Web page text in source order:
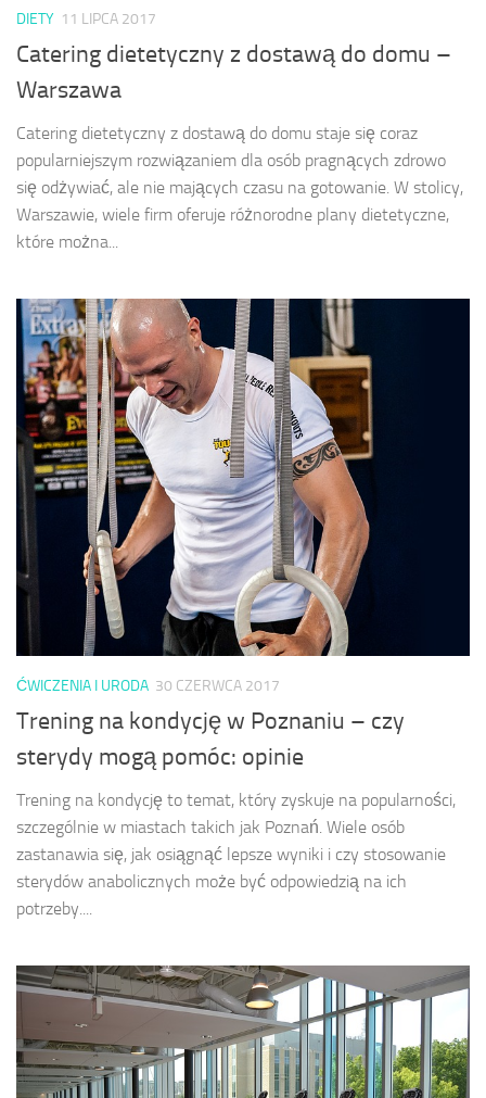
DIETY 11 LIPCA 2017
Catering dietetyczny z dostawą do domu –
Warszawa
Catering dietetyczny z dostawą do domu staje się coraz
popularniejszym rozwiązaniem dla osób pragnących zdrowo
się odżywiać, ale nie mających czasu na gotowanie. W stolicy,
Warszawie, wiele firm oferuje różnorodne plany dietetyczne,
które można...
ĆWICZENIA I URODA 30 CZERWCA 2017
Trening na kondycję w Poznaniu – czy
sterydy mogą pomóc: opinie
Trening na kondycję to temat, który zyskuje na popularności,
szczególnie w miastach takich jak Poznań. Wiele osób
zastanawia się, jak osiągnąć lepsze wyniki i czy stosowanie
sterydów anabolicznych może być odpowiedzią na ich
potrzeby....